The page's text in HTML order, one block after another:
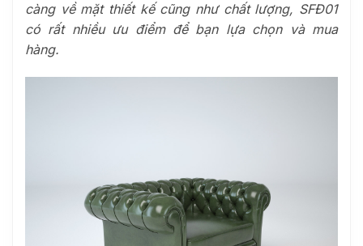
càng về mặt thiết kế cũng như chất lượng, SFĐ01
có rất nhiều ưu điểm để bạn lựa chọn và mua
hàng.